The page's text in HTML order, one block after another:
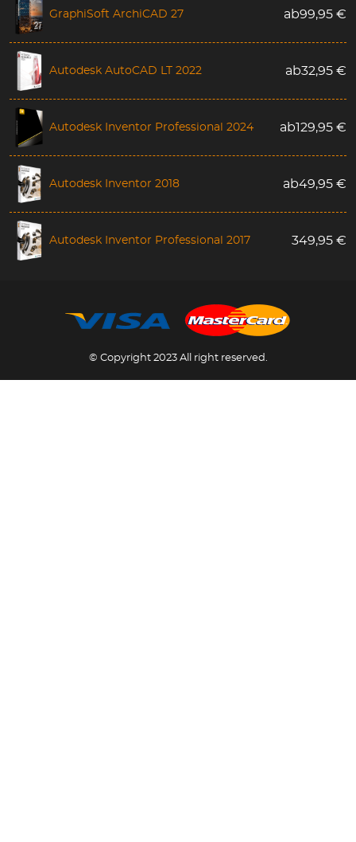
GraphiSoft ArchiCAD 27 ab99,95 €
Autodesk AutoCAD LT 2022 ab32,95 €
Autodesk Inventor Professional 2024 ab129,95 €
Autodesk Inventor 2018 ab49,95 €
Autodesk Inventor Professional 2017 349,95 €
© Copyright 2023 All right reserved.